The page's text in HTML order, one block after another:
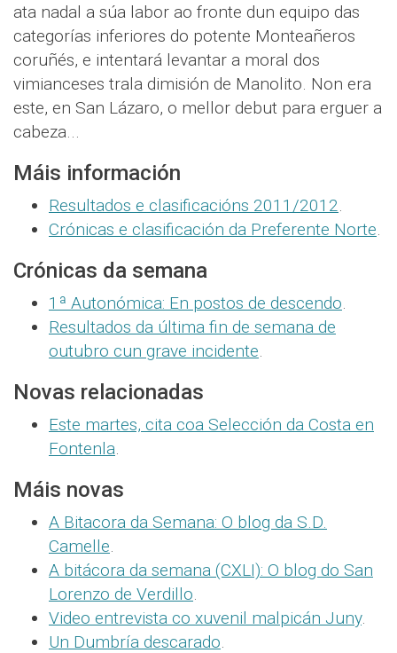
ata nadal a súa labor ao fronte dun equipo das
categorías inferiores do potente Monteañeros
coruñés, e intentará levantar a moral dos
vimianceses trala dimisión de Manolito. Non era
este, en San Lázaro, o mellor debut para erguer a
cabeza...
Máis información
Resultados e clasificacións 2011/2012.
Crónicas e clasificación da Preferente Norte.
Crónicas da semana
1ª Autonómica: En postos de descendo.
Resultados da última fin de semana de
outubro cun grave incidente.
Novas relacionadas
Este martes, cita coa Selección da Costa en
Fontenla.
Máis novas
A Bitacora da Semana: O blog da S.D.
Camelle.
A bitácora da semana (CXLI): O blog do San
Lorenzo de Verdillo.
Video entrevista co xuvenil malpicán Juny.
Un Dumbría descarado.